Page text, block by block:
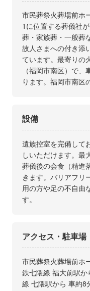
市民葬祭火葬場前ホ
1に位置する葬儀社
葬・家族葬・一般葬
故人さまへの付き添
ています。最寄りの
（福岡市南区）で
ります。福岡市南区
設備
遺族控室を完備して
しいただけます。最
葬儀後の会食（精進
きます。バリアフリ
用の方や足の不自由
す。
アクセス・駐車場
市民葬祭火葬場前
鉄七隈線 福大前駅
線 七隈駅から 車約